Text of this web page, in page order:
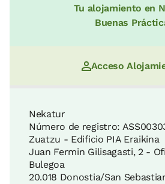
Tu alojamiento en
Buenas
Acceso
Nekatur
Número de registro:
Zuatzu - Edificio PIA Eraikina
Juan Fermin Gilisagasti, 2 -
Bulegoa
20.018 Donostia/San